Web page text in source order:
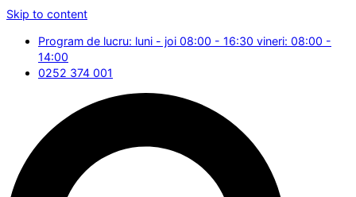
Skip to content
Program de lucru: luni - joi 08:00 - 16:30 vineri: 08:00 -
14:00
0252 374 001